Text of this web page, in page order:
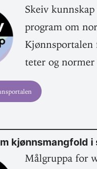
Skeiv
program om
teter og
kjønns­mangfold
Mål­gruppa for